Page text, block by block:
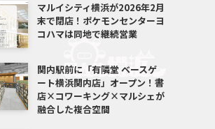
マルイシティ横浜が2026年2月
末で閉店！ポケモンセンターヨ
コハマは同地で継続営業
関内駅前に「有隣堂 ベースゲ
ート横浜関内店」オープン！書
店×コワーキング×マルシェが
融合した複合空間